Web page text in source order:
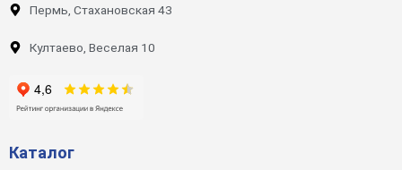
Пермь, Стахановская 43
Култаево, Веселая 10
Каталог